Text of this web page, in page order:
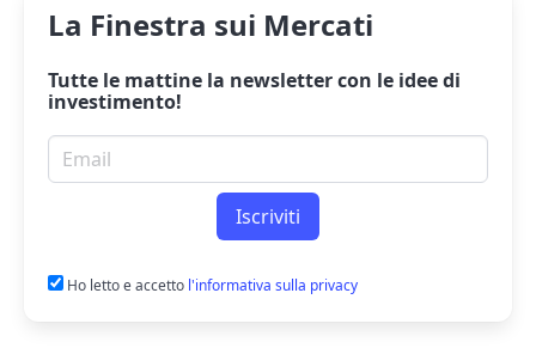
La Finestra sui Mercati
Tutte le mattine la newslettercon le idee di
investimento!
Email per newsletter
Iscriviti
Ho letto e accetto l'informativa sulla privacy